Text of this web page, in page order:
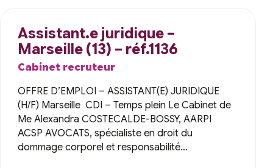
Assistant.e juridique –
Marseille (13) – réf.1136
Cabinet recruteur
OFFRE D’EMPLOI – ASSISTANT(E) JURIDIQUE
(H/F) Marseille CDI – Temps plein Le Cabinet de
Me Alexandra COSTECALDE-BOSSY, AARPI
ACSP AVOCATS, spécialiste en droit du
dommage corporel et responsabilité…